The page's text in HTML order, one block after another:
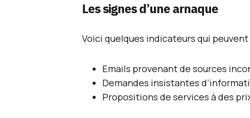
Les signes d’une arnaque
Voici quelques indicateurs qui
Emails provenant de sources
Demandes insistantes
Propositions de services à des